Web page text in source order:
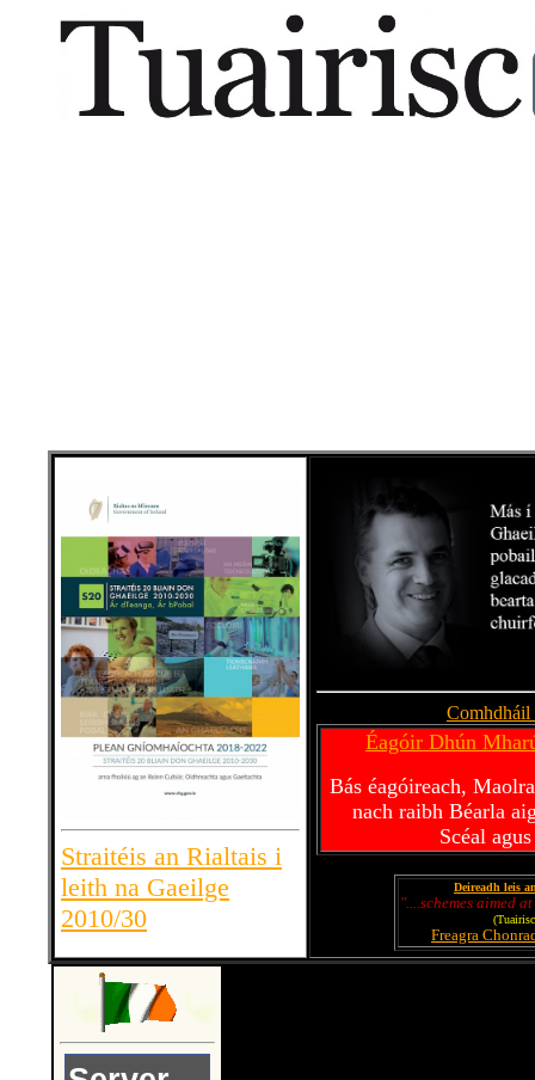
Straitéis an Rialtais i
leith na Gaeilge
2010/30
Comhdháil
Éagóir Dhún
Bás éagóireach,
nach raibh Béarla
Scéal
Deireadh leis
"....schemes aimed
Freagra